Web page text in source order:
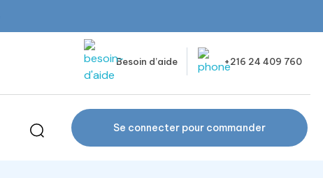
Besoin d’aide +216 24 409 760
Se connecter pour commander